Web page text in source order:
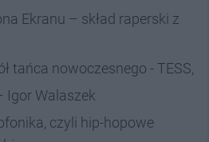
Ekranu – skład raperski z
tańca nowoczesnego - TESS,
Igor Walaszek
czyli hip-hopowe